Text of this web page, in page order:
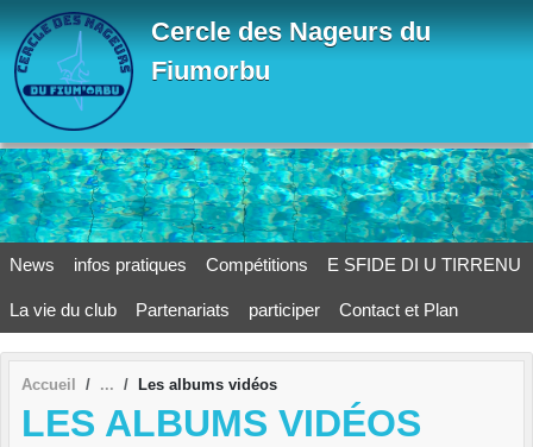
Cercle des Nageurs du
Fiumorbu
News infos pratiques Compétitions E SFIDE DI U TIRRENU
La vie du club Partenariats participer Contact et Plan
Accueil Les albums vidéos
LES ALBUMS VIDÉOS
Panneau de gestion des cookies